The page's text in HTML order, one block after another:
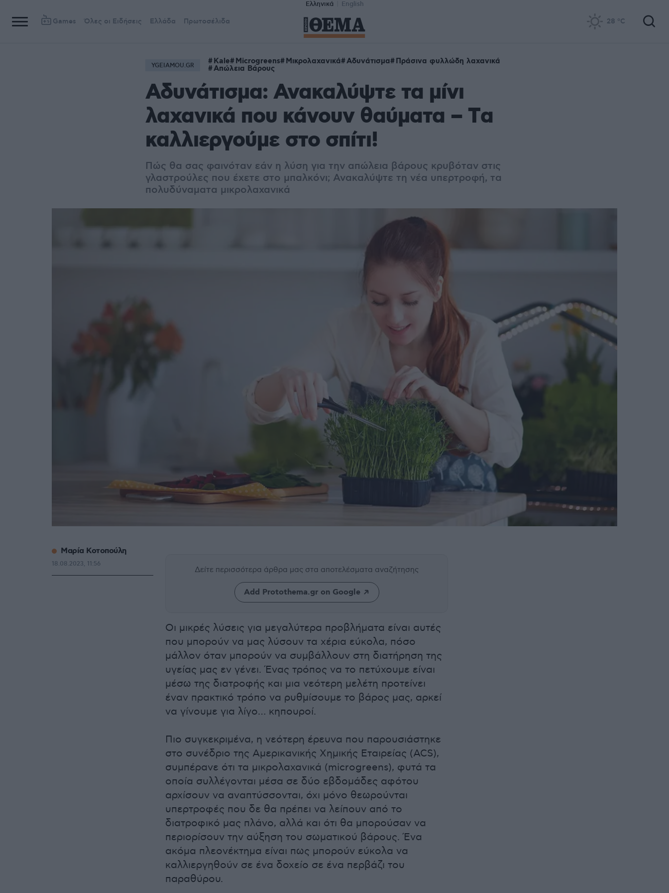
Ελληνικά English
Games Όλες οι Ειδήσεις Ελλάδα Πρωτοσέλιδα 28 °C
YGEIAMOU.GR Kale Microgreens Μικρολαχανικά Αδυνάτισμα Πράσινα φυλλώδη λαχανικά
Απώλεια Βάρους
Αδυνάτισμα: Ανακαλύψτε τα μίνι
λαχανικά που κάνουν θαύματα – Tα
καλλιεργούμε στο σπίτι!
Πώς θα σας φαινόταν εάν η λύση για την απώλεια βάρους κρυβόταν στις
γλαστρούλες που έχετε στο μπαλκόνι; Ανακαλύψτε τη νέα υπερτροφή, τα
πολυδύναματα μικρολαχανικά
Δείτε περισσότερα άρθρα μας στα αποτελέσματα αναζήτησης
Add Protothema.gr on Google
Οι μικρές λύσεις για μεγαλύτερα προβλήματα είναι αυτές
που μπορούν να μας λύσουν τα χέρια εύκολα, πόσο
μάλλον όταν μπορούν να συμβάλλουν στη διατήρηση της
υγείας μας εν γένει. Ένας τρόπος να το πετύχουμε είναι
μέσω της διατροφής και μια νεότερη μελέτη προτείνει
έναν πρακτικό τρόπο να ρυθμίσουμε το βάρος μας, αρκεί
να γίνουμε για λίγο… κηπουροί.
Πιο συγκεκριμένα, η νεότερη έρευνα που παρουσιάστηκε
στο συνέδριο της Αμερικανικής Χημικής Εταιρείας (ACS),
συμπέρανε ότι τα μικρολαχανικά (microgreens), φυτά τα
οποία συλλέγονται μέσα σε δύο εβδομάδες αφότου
αρχίσουν να αναπτύσσονται, όχι μόνο θεωρούνται
υπερτροφές που δε θα πρέπει να λείπουν από το
διατροφικό μας πλάνο, αλλά και ότι θα μπορούσαν να
περιορίσουν την αύξηση του σωματικού βάρους. Ένα
ακόμα πλεονέκτημα είναι πως μπορούν εύκολα να
καλλιεργηθούν σε ένα δοχείο σε ένα περβάζι του
παραθύρου.
Μαρία Κοτοπούλη
18.08.2023, 11:56